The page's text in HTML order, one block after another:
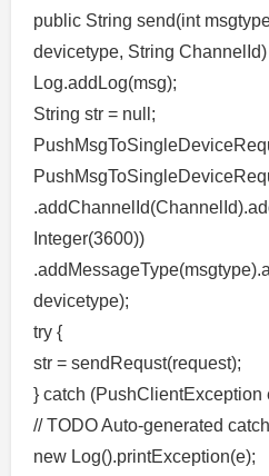
public String send(int
devicetype, String ChannelId)
Log.addLog(msg);
String str = null;
Integer(3600))
devicetype);
try {
str = sendRequst(request);
} catch (PushClientException
// TODO Auto-generated
new Log().printException(e);